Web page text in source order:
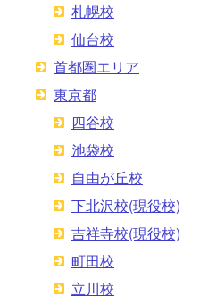
札幌校
仙台校
首都圏エリア
東京都
四谷校
池袋校
自由が丘校
下北沢校(現役校)
吉祥寺校(現役校)
町田校
立川校